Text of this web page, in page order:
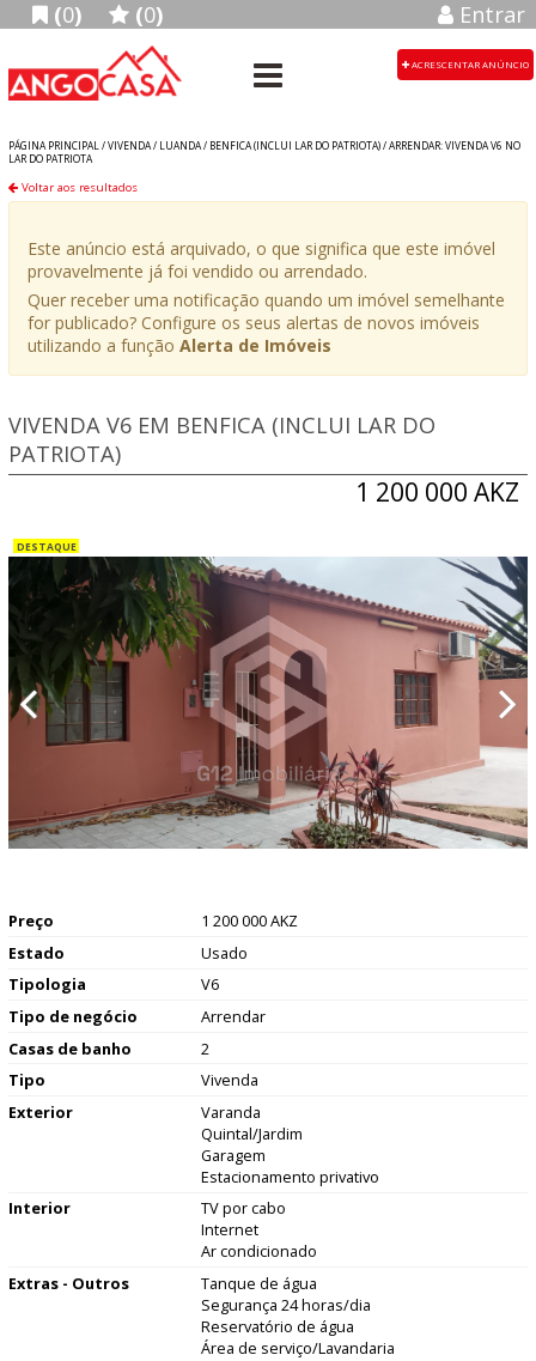
(0) (0) Entrar
ACRESCENTAR ANÚNCIO
PÁGINA PRINCIPAL /VIVENDA/ LUANDA/ BENFICA (INCLUI LAR DO PATRIOTA)/ARRENDAR: VIVENDA V6 NO
LAR DO PATRIOTA
Voltar aos resultados
Este anúncio está arquivado, o que significa que este imóvel
provavelmente já foi vendido ou arrendado.
Quer receber uma notificação quando um imóvel semelhante
for publicado? Configure os seus alertas de novos imóveis
utilizando a função Alerta de Imóveis
1 200 000 AKZ
VIVENDA V6 EM BENFICA (INCLUI LAR DO
PATRIOTA)
Preço
1 200 000 AKZ
Estado
Usado
Tipologia
V6
Tipo de negócio
Arrendar
Casas de banho
2
Tipo
Vivenda
Exterior
Varanda
Quintal/Jardim
Garagem
Estacionamento privativo
Interior
TV por cabo
Internet
Ar condicionado
Extras - Outros
Tanque de água
Segurança 24 horas/dia
Reservatório de água
Área de serviço/Lavandaria